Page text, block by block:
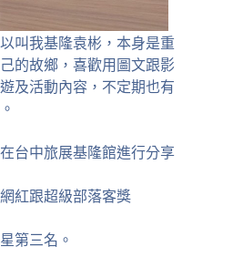
叫我基隆袁彬，本身是重
的故鄉，喜歡用圖文跟影
及活動內容，不定期也有
台中旅展基隆館進行分享
紅跟超級部落客獎
第三名。